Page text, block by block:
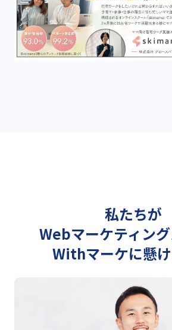
私たちが
Webマーケティン
Withマーケに懸